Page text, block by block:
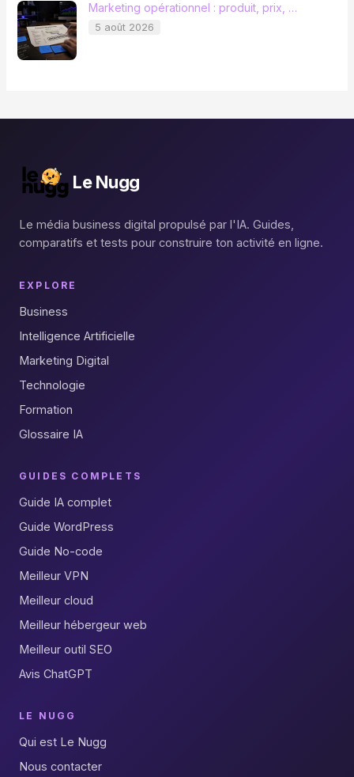
Marketing opérationnel : produit, prix, …
5 août 2026
Le Nugg
Le média business digital propulsé par l'IA. Guides,
comparatifs et tests pour construire ton activité en ligne.
EXPLORE
Business
Intelligence Artificielle
Marketing Digital
Technologie
Formation
Glossaire IA
GUIDES COMPLETS
Guide IA complet
Guide WordPress
Guide No-code
Meilleur VPN
Meilleur cloud
Meilleur hébergeur web
Meilleur outil SEO
Avis ChatGPT
LE NUGG
Qui est Le Nugg
Nous contacter